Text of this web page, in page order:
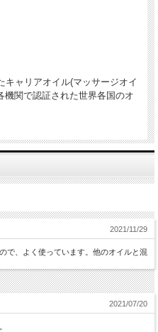
キャリアオイル(マッサージオイ
機関で認証された世界各国のオ
2021/11/29
で、よく使っています。他のオイルと混
2021/07/20